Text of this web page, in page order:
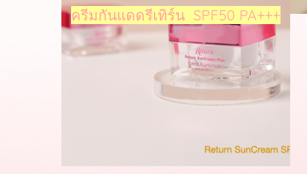
ครีมกันแดดรีเทิร์น SPF50 PA+++
ใช้ได้กับทุกเพศ ทุกวัย